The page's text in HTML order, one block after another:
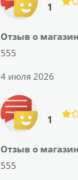
1
Отзыв о
555
4 июля 2026
1
Отзыв о
555